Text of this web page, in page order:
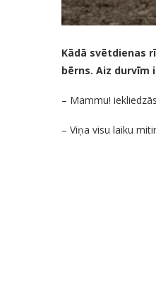
Kādā svētdienas
bērns. Aiz durvīm
– Mammu!
– Viņa visu laiku